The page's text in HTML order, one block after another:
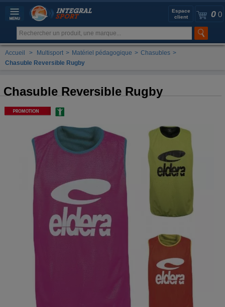
0 0
Espace
client
Accueil > Multisport > Matériel pédagogique > Chasubles >
Chasuble Reversible Rugby
Chasuble Reversible Rugby